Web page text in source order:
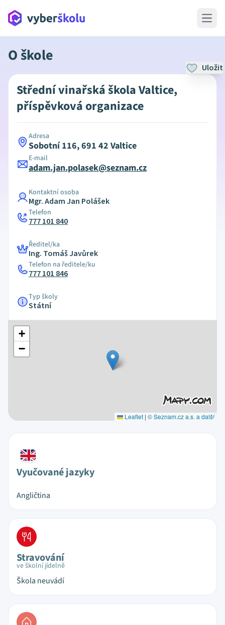
Open
O škole
Uložit
Střední vinařská škola Valtice,
příspěvková organizace
Adresa
Sobotní 116, 691 42 Valtice
E-mail
adam.jan.polasek@seznam.cz
Kontaktní osoba
Mgr. Adam Jan Polášek
Telefon
777 101 840
Ředitel/ka
Ing. Tomáš Javůrek
Telefon na ředitele/ku
777 101 846
Typ školy
Státní
+
−
Leaflet | © Seznam.cz a.s. a další
Vyučované jazyky
Angličtina
Stravování
ve školní jídelně
Škola neuvádí